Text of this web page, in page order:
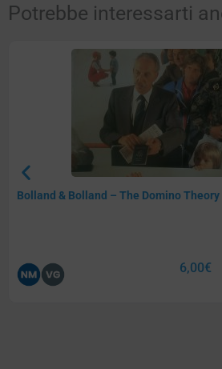
Potrebbe interessarti
Bolland & Bolland – The Domino Theory
6,00€